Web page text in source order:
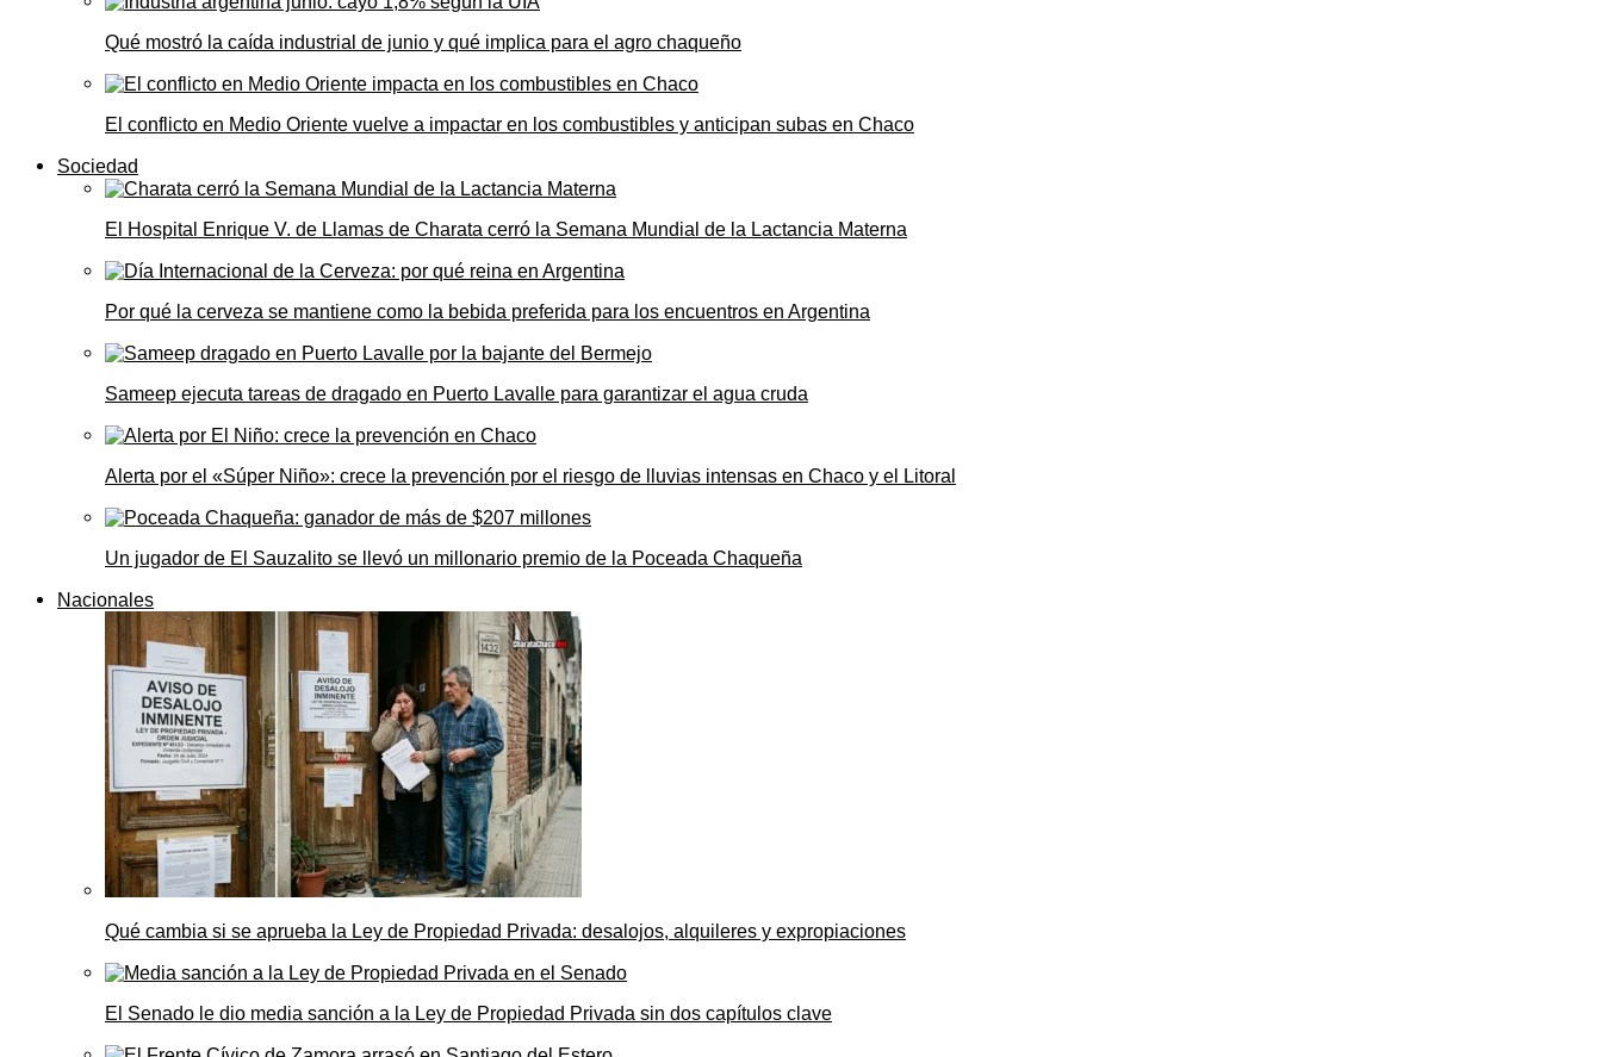
Qué mostró la caída industrial de junio y qué implica para el agro chaqueño
El conflicto en Medio Oriente vuelve a impactar en los combustibles y anticipan subas en Chaco
Sociedad
El Hospital Enrique V. de Llamas de Charata cerró la Semana Mundial de la Lactancia Materna
Por qué la cerveza se mantiene como la bebida preferida para los encuentros en Argentina
Sameep ejecuta tareas de dragado en Puerto Lavalle para garantizar el agua cruda
Alerta por el «Súper Niño»: crece la prevención por el riesgo de lluvias intensas en Chaco y el Litoral
Un jugador de El Sauzalito se llevó un millonario premio de la Poceada Chaqueña
Nacionales
Qué cambia si se aprueba la Ley de Propiedad Privada: desalojos, alquileres y expropiaciones
El Senado le dio media sanción a la Ley de Propiedad Privada sin dos capítulos clave